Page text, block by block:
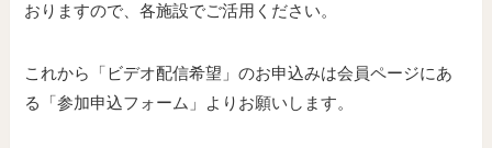
おりますので、各施設でご活用ください。
これから「ビデオ配信希望」のお申込みは会員ページにあ
る「参加申込フォーム」よりお願いします。